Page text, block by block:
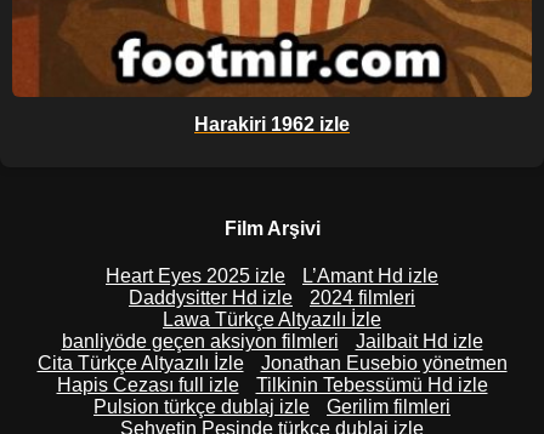
Harakiri 1962 izle
Film Arşivi
Heart Eyes 2025 izle
L’Amant Hd izle
Daddysitter Hd izle
2024 filmleri
Lawa Türkçe Altyazılı İzle
banliyöde geçen aksiyon filmleri
Jailbait Hd izle
Cita Türkçe Altyazılı İzle
Jonathan Eusebio yönetmen
Hapis Cezası full izle
Tilkinin Tebessümü Hd izle
Pulsion türkçe dublaj izle
Gerilim filmleri
Şehvetin Peşinde türkçe dublaj izle